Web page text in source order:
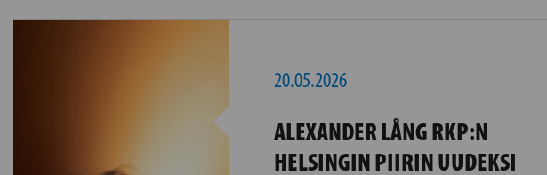
20.05.2026
ALEXANDER LÅNG RKP:N
HELSINGIN PIIRIN UUDEKSI